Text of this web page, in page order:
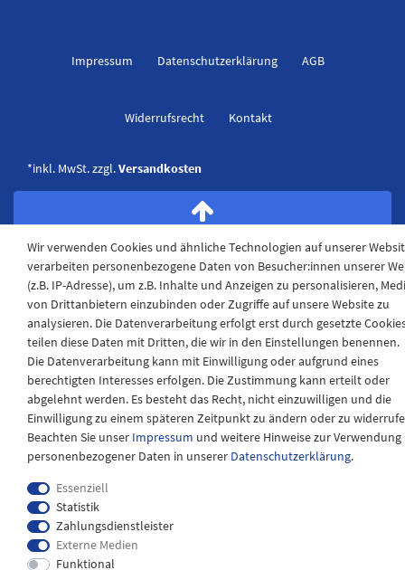
Impressum Daten­schutz­erklärung AGB
Widerrufs­recht Kontakt
*inkl. MwSt. zzgl.Versandkosten
Wir verwenden Cookies und ähnliche Technologien auf unserer
verarbeiten personenbezogene Daten von Besucher:innen unserer
(z.B. IP-Adresse), um z.B. Inhalte und Anzeigen zu personalisieren,
von Drittanbietern einzubinden oder Zugriffe auf unsere Website zu
analysieren. Die Datenverarbeitung erfolgt erst durch gesetzte
teilen diese Daten mit Dritten, die wir in den Einstellungen benennen.
Die Datenverarbeitung kann mit Einwilligung oder aufgrund eines
berechtigten Interesses erfolgen. Die Zustimmung kann erteilt oder
abgelehnt werden. Es besteht das Recht, nicht einzuwilligen und die
Einwilligung zu einem späteren Zeitpunkt zu ändern oder zu
Beachten Sie unser Impressum und weitere Hinweise zur Verwendung
personenbezogener Daten in unserer Daten­schutz­erklärung.
Essenziell
Statistik
Zahlungsdienstleister
Externe Medien
Funktional